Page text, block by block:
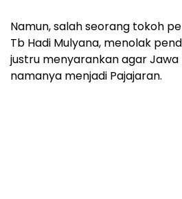
Namun, salah seorang tokoh
Tb Hadi Mulyana, menolak
justru menyarankan agar
namanya menjadi Pajajaran.